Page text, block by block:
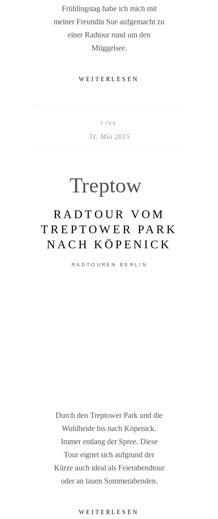
Frühlingstag habe ich mich mit
meiner Freundin Sue aufgemacht zu
einer Radtour rund um den
Müggelsee.
WEITERLESEN
TINE
31. Mai 2015
Treptow
RADTOUR VOM
TREPTOWER PARK
NACH KÖPENICK
RADTOUREN BERLIN
Durch den Treptower Park und die
Wuhlheide bis nach Köpenick.
Immer entlang der Spree. Diese
Tour eignet sich aufgrund der
Kürze auch ideal als Feierabendtour
oder an lauen Sommerabenden.
WEITERLESEN